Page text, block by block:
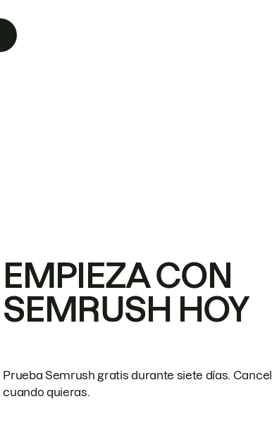
EMPIEZA CON
SEMRUSH HOY
Prueba Semrush gratis durante siete días.
cuando quieras.